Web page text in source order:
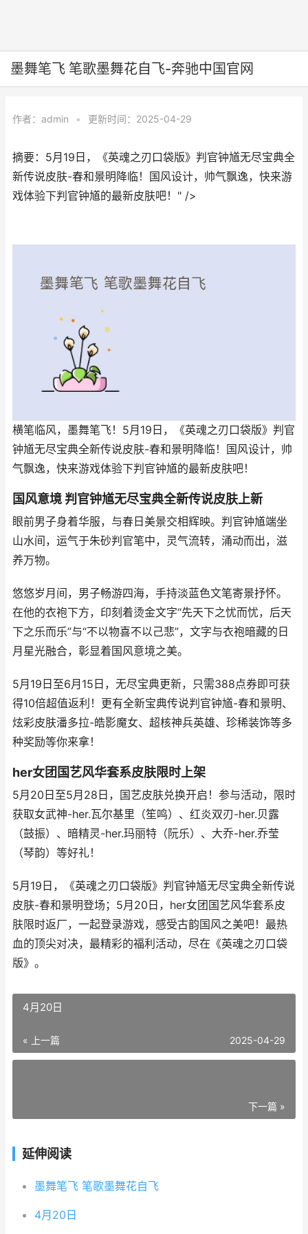
墨舞笔飞 笔歌墨舞花自飞-奔驰中国官网
作者： admin • 更新时间：2025-04-29
摘要：5月19日，《英魂之刃口袋版》判官钟馗无尽宝典全
新传说皮肤-春和景明降临！国风设计，帅气飘逸，快来游
戏体验下判官钟馗的最新皮肤吧！" />
横笔临风，墨舞笔飞！5月19日，《英魂之刃口袋版》判官
钟馗无尽宝典全新传说皮肤-春和景明降临！国风设计，帅
气飘逸，快来游戏体验下判官钟馗的最新皮肤吧！
国风意境 判官钟馗无尽宝典全新传说皮肤上新
眼前男子身着华服，与春日美景交相辉映。判官钟馗端坐
山水间，运气于朱砂判官笔中，灵气流转，涌动而出，滋
养万物。
悠悠岁月间，男子畅游四海，手持淡蓝色文笔寄景抒怀。
在他的衣袍下方，印刻着烫金文字“先天下之忧而忧，后天
下之乐而乐”与“不以物喜不以己悲”，文字与衣袍暗藏的日
月星光融合，彰显着国风意境之美。
5月19日至6月15日，无尽宝典更新，只需388点券即可获
得10倍超值返利！更有全新宝典传说判官钟馗-春和景明、
炫彩皮肤潘多拉-皓影魔女、超核神兵英雄、珍稀装饰等多
种奖励等你来拿！
her女团国艺风华套系皮肤限时上架
5月20日至5月28日，国艺皮肤兑换开启！参与活动，限时
获取女武神-her.瓦尔基里（笙鸣）、红炎双刃-her.贝露
（鼓振）、暗精灵-her.玛丽特（阮乐）、大乔-her.乔莹
（琴韵）等好礼！
5月19日，《英魂之刃口袋版》判官钟馗无尽宝典全新传说
皮肤-春和景明登场；5月20日，her女团国艺风华套系皮
肤限时返厂，一起登录游戏，感受古韵国风之美吧！最热
血的顶尖对决，最精彩的福利活动，尽在《英魂之刃口袋
版》。
4月20日
« 上一篇 2025-04-29
下一篇 »
延伸阅读
墨舞笔飞 笔歌墨舞花自飞
4月20日